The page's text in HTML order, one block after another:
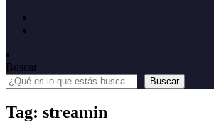
Buscar
Buscar
Tag: streamin